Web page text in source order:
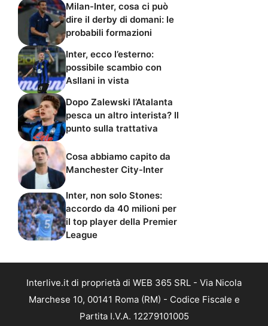
Milan-Inter, cosa ci può
dire il derby di domani: le
probabili formazioni
Inter, ecco l’esterno:
possibile scambio con
Asllani in vista
Dopo Zalewski l’Atalanta
pesca un altro interista? Il
punto sulla trattativa
Cosa abbiamo capito da
Manchester City-Inter
Inter, non solo Stones:
accordo da 40 milioni per
il top player della Premier
League
Interlive.it di proprietà di WEB 365 SRL - Via Nicola
Marchese 10, 00141 Roma (RM) - Codice Fiscale e
Partita I.V.A. 12279101005